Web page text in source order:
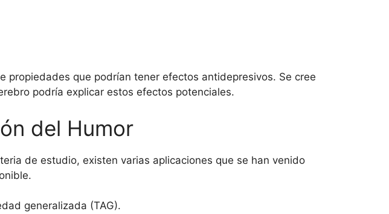
propiedades que podrían tener efectos antidepresivos. Se cree
podría explicar estos efectos potenciales.
del Humor
de estudio, existen varias aplicaciones que se han venido
generalizada (TAG).